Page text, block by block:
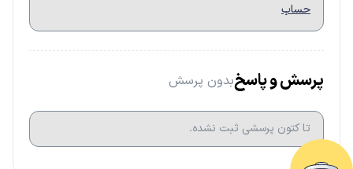
حساب
پرسش و پاسخبدون پرسش
تا کتون پرسشی ثبت نشده.